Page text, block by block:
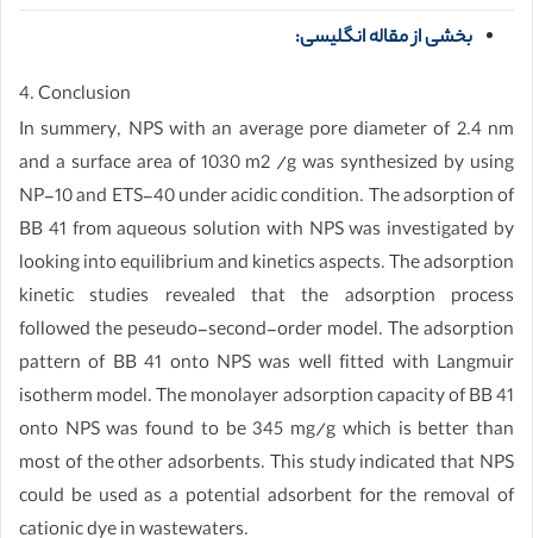
بخشی از مقاله انگلیسی:
4. Conclusion
In summery, NPS with an average pore diameter of 2.4 nm
and a surface area of 1030 m2 /g was synthesized by using
NP-10 and ETS-40 under acidic condition. The adsorption of
BB 41 from aqueous solution with NPS was investigated by
looking into equilibrium and kinetics aspects. The adsorption
kinetic studies revealed that the adsorption process
followed the peseudo-second-order model. The adsorption
pattern of BB 41 onto NPS was well fitted with Langmuir
isotherm model. The monolayer adsorption capacity of BB 41
onto NPS was found to be 345 mg/g which is better than
most of the other adsorbents. This study indicated that NPS
could be used as a potential adsorbent for the removal of
cationic dye in wastewaters.